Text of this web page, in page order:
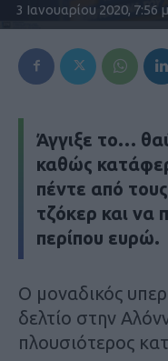
3 Ιανουαρίου 2020, 7:56
Άγγιξε το…
καθώς
πέντε από
τζόκερ και να
περίπου ευρώ.
Ο μοναδικός
δελτίο στην
πλουσιότερος